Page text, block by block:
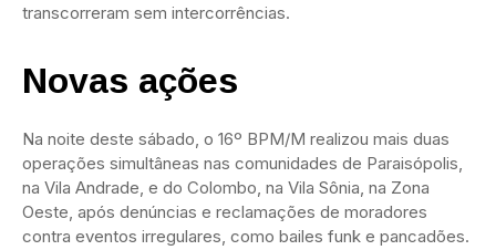
transcorreram sem intercorrências.
Novas ações
Na noite deste sábado, o 16º BPM/M realizou mais duas
operações simultâneas nas comunidades de Paraisópolis,
na Vila Andrade, e do Colombo, na Vila Sônia, na Zona
Oeste, após denúncias e reclamações de moradores
contra eventos irregulares, como bailes funk e pancadões.